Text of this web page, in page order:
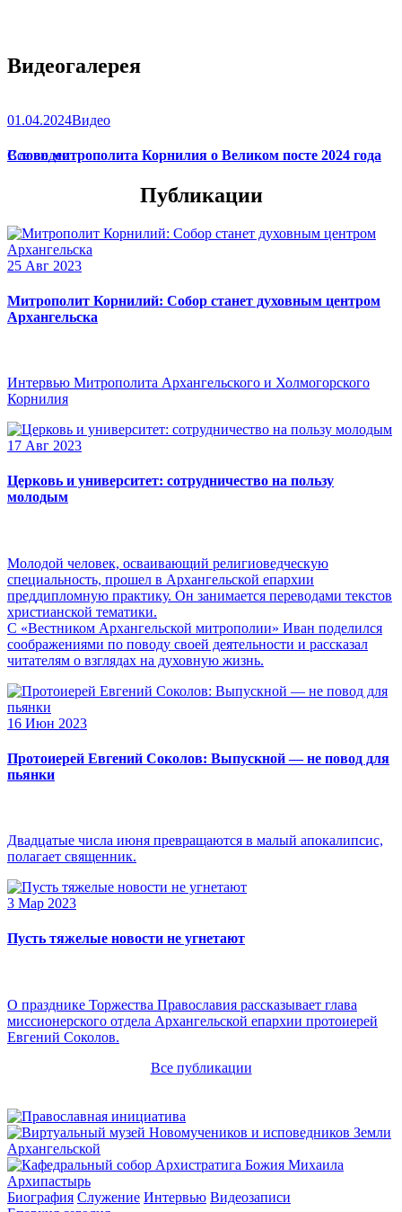
Видеогалерея
01.04.2024Видео
Слово митрополита Корнилия о Великом посте 2024 года
Все видео
Публикации
25 Авг 2023
Митрополит Корнилий: Собор станет духовным центром
Архангельска
Интервью Митрополита Архангельского и Холмогорского
Корнилия
17 Авг 2023
Церковь и университет: сотрудничество на пользу
молодым
Молодой человек, осваивающий религиоведческую
специальность, прошел в Архангельской епархии
преддипломную практику. Он занимается переводами текстов
христианской тематики.
С «Вестником Архангельской митрополии» Иван поделился
соображениями по поводу своей деятельности и рассказал
читателям о взглядах на духовную жизнь.
16 Июн 2023
Протоиерей Евгений Соколов: Выпускной — не повод для
пьянки
Двадцатые числа июня превращаются в малый апокалипсис,
полагает священник.
3 Мар 2023
Пусть тяжелые новости не угнетают
О празднике Торжества Православия рассказывает глава
миссионерского отдела Архангельской епархии протоиерей
Евгений Соколов.
Все публикации
Архипастырь
Биография Служение Интервью Видеозаписи